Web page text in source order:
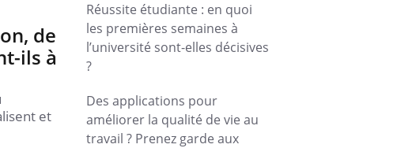
de
ils à
et
Réussite étudiante : en quoi
les premières semaines à
l’université sont-elles décisives
?
Des applications pour
améliorer la qualité de vie au
travail ? Prenez garde aux